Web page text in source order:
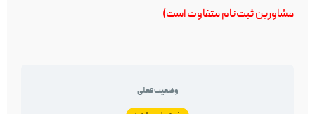
مشاورین ثبت‌نام متفاوت است)
وضعیت فعلی